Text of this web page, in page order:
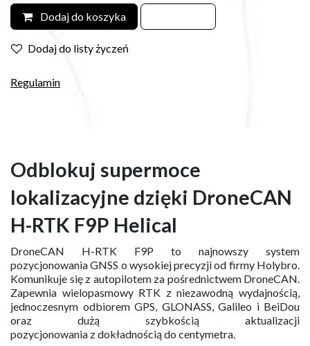
Dodaj do koszyka
Dodaj do listy życzeń
Regulamin
Odblokuj supermoce
lokalizacyjne dzięki DroneCAN
H-RTK F9P Helical
DroneCAN H-RTK F9P to najnowszy system
pozycjonowania GNSS o wysokiej precyzji od firmy Holybro.
Komunikuje się z autopilotem za pośrednictwem DroneCAN.
Zapewnia wielopasmowy RTK z niezawodną wydajnością,
jednoczesnym odbiorem GPS, GLONASS, Galileo i BeiDou
oraz dużą szybkością aktualizacji
pozycjonowania z dokładnością do centymetra.